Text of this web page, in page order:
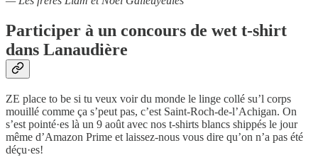
Participer à un concours de wet t-shirt
dans Lanaudière
ZE place to be si tu veux voir du monde le linge collé su’l corps
mouillé comme ça s’peut pas, c’est Saint-Roch-de-l’Achigan. On
s’est pointé·es là un 9 août avec nos t-shirts blancs shippés le jour
même d’Amazon Prime et laissez-nous vous dire qu’on n’a pas été
déçu·es!